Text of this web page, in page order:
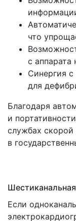
что
с аппарата
Синергия
для
Благодаря
и
службах
в
Если